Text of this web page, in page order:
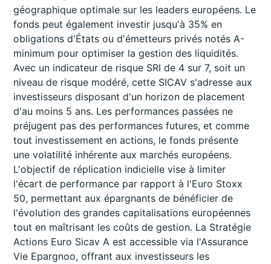
géographique optimale sur les leaders européens. Le
fonds peut également investir jusqu'à 35% en
obligations d'États ou d'émetteurs privés notés A-
minimum pour optimiser la gestion des liquidités.
Avec un indicateur de risque SRI de 4 sur 7, soit un
niveau de risque modéré, cette SICAV s'adresse aux
investisseurs disposant d'un horizon de placement
d'au moins 5 ans. Les performances passées ne
préjugent pas des performances futures, et comme
tout investissement en actions, le fonds présente
une volatilité inhérente aux marchés européens.
L'objectif de réplication indicielle vise à limiter
l'écart de performance par rapport à l'Euro Stoxx
50, permettant aux épargnants de bénéficier de
l'évolution des grandes capitalisations européennes
tout en maîtrisant les coûts de gestion. La Stratégie
Actions Euro Sicav A est accessible via l'Assurance
Vie Epargnoo, offrant aux investisseurs les